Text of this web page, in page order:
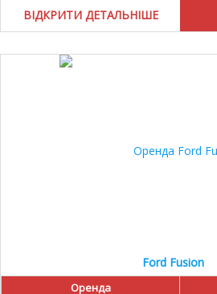
ВІДКРИТИ ДЕТАЛЬНІШЕ
Ford Fusion
Оренда